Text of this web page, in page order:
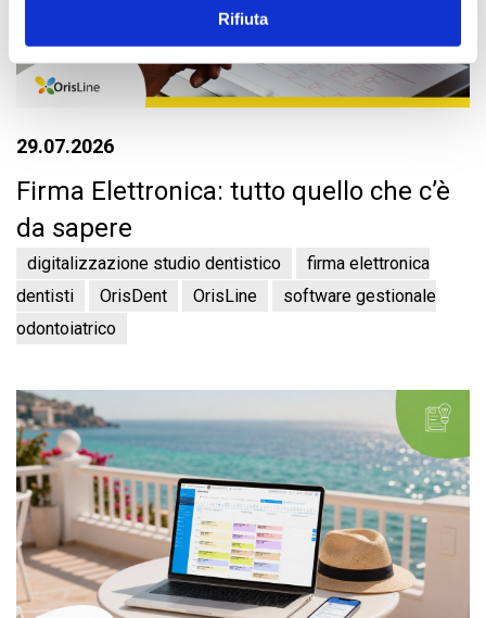
Rifiuta
29.07.2026
Firma Elettronica: tutto quello che c’è
da sapere
digitalizzazione studio dentistico
firma elettronica
dentisti
OrisDent OrisLine
software gestionale
odontoiatrico